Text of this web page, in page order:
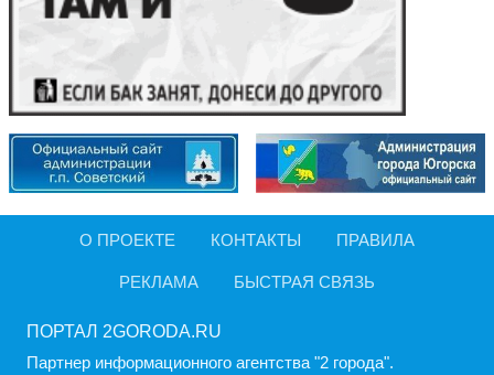
О ПРОЕКТЕ КОНТАКТЫ ПРАВИЛА
РЕКЛАМА БЫСТРАЯ СВЯЗЬ
ПОРТАЛ 2GORODA.RU
Партнер информационного агентства "2 города".